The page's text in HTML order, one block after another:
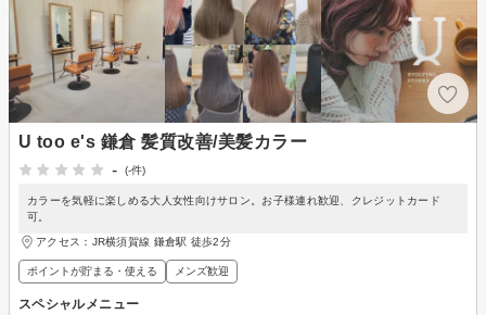
U too e's 鎌倉 髪質改善/美髪カラー
-
(-件)
カラーを気軽に楽しめる大人女性向けサロン。お子様連れ歓迎、クレジットカード
可。
アクセス：JR横須賀線 鎌倉駅 徒歩2分
ポイントが貯まる・使える メンズ歓迎
スペシャルメニュー